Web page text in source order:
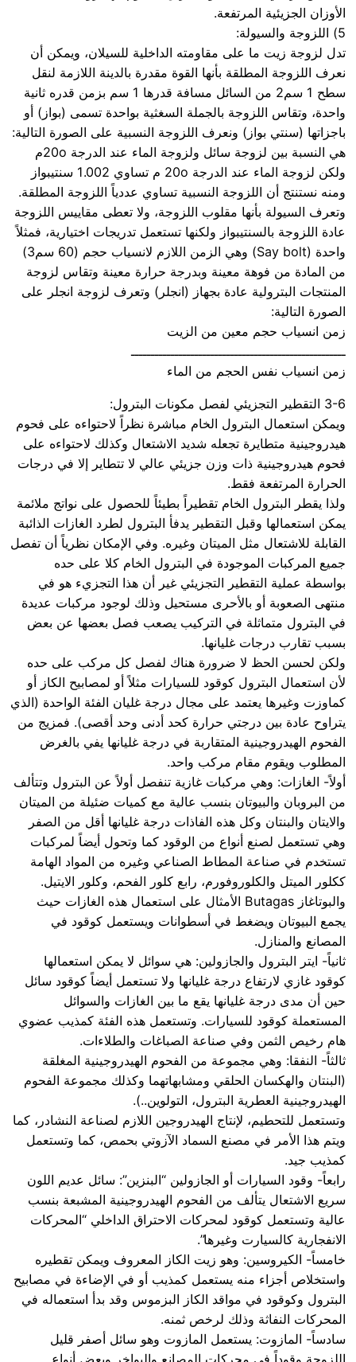
الأوزان الجزيئية المرتفعة.
5) اللزوجة والسيولة:
تدل لزوجة زيت ما على مقاومته الداخلية للسيلان، ويمكن أن
نعرف اللزوجة المطلقة بأنها القوة مقدرة بالدينة اللازمة لنقل
سطح 1 سم2 من السائل مسافة قدرها 1 سم بزمن قدره ثانية
واحدة، وتقاس اللزوجة بالجملة السغثية بواحدة تسمى (بواز) أو
باجزاتها (سنتي بواز) ونعرف اللزوجة النسبية على الصورة التالية:
هي النسبة بين لزوجة سائل ولزوجة الماء عند الدرجة 20oم
ولكن لزوجة الماء عند الدرجة 20o م تساوي 1.002 سنتيبواز
ومنه نستنتج أن اللزوجة النسبية تساوي عددياً اللزوجة المطلقة.
وتعرف السيولة بأنها مقلوب اللزوجة، ولا تعطى مقاييس اللزوجة
عادة اللزوجة بالسنتيبواز ولكنها تستعمل تدريجات اختيارية، فمثلاً
واحدة (Say bolt) وهي الزمن اللازم لانسياب حجم (60 سم3)
من المادة من فوهة معينة وبدرجة حرارة معينة وتقاس لزوجة
المنتجات البترولية عادة بجهاز (انجلر) وتعرف لزوجة انجلر على
الصورة التالية:
زمن انسياب حجم معين من الزيت
ــــــــــــــــــــــــــــــــــــــــــــــــــــــ
زمن انسياب نفس الحجم من الماء
3-6 التقطير التجزيئي لفصل مكونات البترول:
ويمكن استعمال البترول الخام مباشرة نظراً لاحتواءه على فحوم
هيدروجينية متطايرة تجعله شديد الاشتعال وكذلك لاحتواءه على
فحوم هيدروجينية ذات وزن جزيئي عالي لا تتطاير إلا في درجات
الحرارة المرتفعة فقط.
ولذا يقطر البترول الخام تقطيراً بطيئاً للحصول على نواتج ملائمة
يمكن استعمالها وقبل التقطير يدفأ البترول لطرد الغازات الذائبة
القابلة للاشتعال مثل الميتان وغيره. وفي الإمكان نظرياً أن تفصل
جميع المركبات الموجودة في البترول الخام كلا على حده
بواسطة عملية التقطير التجزيئي غير أن هذا التجزيء هو في
منتهى الصعوبة أو بالأحرى مستحيل وذلك لوجود مركبات عديدة
في البترول متماثلة في التركيب يصعب فصل بعضها عن بعض
بسبب تقارب درجات غليانها.
ولكن لحسن الحظ لا ضرورة هناك لفصل كل مركب على حده
لأن استعمال البترول كوقود للسيارات مثلاً أو لمصابيح الكاز أو
كماوزت وغيرها يعتمد على مجال درجة غليان الفئة الواحدة (الذي
يتراوح عادة بين درجتي حرارة كحد أدنى وحد أقصى). فمزيج من
الفحوم الهيدروجينية المتقاربة في درجة غليانها يفي بالغرض
المطلوب ويقوم مقام مركب واحد.
أولاً- الغازات: وهي مركبات غازية تنفصل أولاً عن البترول وتتألف
من البروبان والبيوتان بنسب عالية مع كميات ضئيلة من الميتان
والايتان والبنتان وكل هذه الفاذات درجة غليانها أقل من الصفر
وهي تستعمل لصنع أنواع من الوقود كما وتحول أيضاً لمركبات
تستخدم في صناعة المطاط الصناعي وغيره من المواد الهامة
ككلور الميتل والكلوروفورم، رابع كلور الفحم، وكلور الايتيل.
والبوتاغاز Butagas الأمثال على استعمال هذه الغازات حيث
يجمع البيوتان ويضغط في أسطوانات ويستعمل كوقود في
المصانع والمنازل.
ثانياً- ايتر البترول والجازولين: هي سوائل لا يمكن استعمالها
كوقود غازي لارتفاع درجة غليانها ولا تستعمل أيضاً كوقود سائل
حين أن مدى درجة غليانها يقع ما بين الغازات والسوائل
المستعملة كوقود للسيارات. وتستعمل هذه الفئة كمذيب عضوي
هام رخيص الثمن وفي صناعة الصباغات والطلاءات.
ثالثاً- النفقا: وهي مجموعة من الفحوم الهيدروجينية المغلقة
(البنتان والهكسان الحلقي ومشابهاتهما وكذلك مجموعة الفحوم
الهيدروجينية العطرية البترول، التولوين..).
وتستعمل للتحطيم، لإنتاج الهيدروجين اللازم لصناعة النشادر، كما
ويتم هذا الأمر في مصنع السماد الآزوتي بحمص، كما وتستعمل
كمذيب جيد.
رابعاً- وقود السيارات أو الجازولين “البنزين”: سائل عديم اللون
سريع الاشتعال يتألف من الفحوم الهيدروجينية المشبعة بنسب
عالية وتستعمل كوقود لمحركات الاحتراق الداخلي “المحركات
الانفجارية كالسيارت وغيرها”.
خامساً- الكيروسين: وهو زيت الكاز المعروف ويمكن تقطيره
واستخلاص أجزاء منه يستعمل كمذيب أو في الإضاءة في مصابيح
البترول وكوقود في مواقد الكاز البزموس وقد بدأ استعماله في
المحركات النفاثة وذلك لرخص ثمنه.
سادساً- المازوت: يستعمل المازوت وهو سائل أصفر قليل